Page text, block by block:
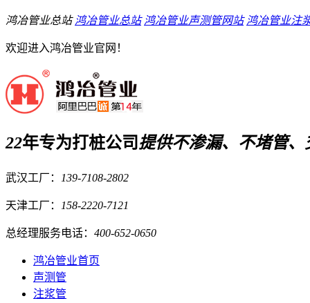
鸿冶管业总站 鸿冶管业总站 鸿冶管业声测管网站 鸿冶管业注
欢迎进入鸿冶管业官网！
22年专为打桩公司 提供不渗漏、不堵管、
武汉工厂： 139-7108-2802
天津工厂： 158-2220-7121
总经理服务电话： 400-652-0650
鸿冶管业首页
声测管
注浆管